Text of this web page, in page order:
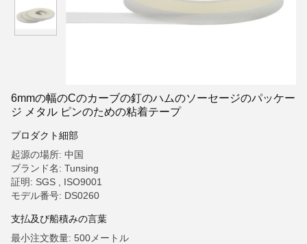
6mmの幅のCのカーブの釘のハムのソーセージのパッケー
ジ メタル ピンのための粘着テープ
プロダクト細部
起源の場所: 中国
ブランド名: Tunsing
証明: SGS , ISO9001
モデル番号: DS0260
支払及び船積みの言葉
最小注文数量: 500メートル